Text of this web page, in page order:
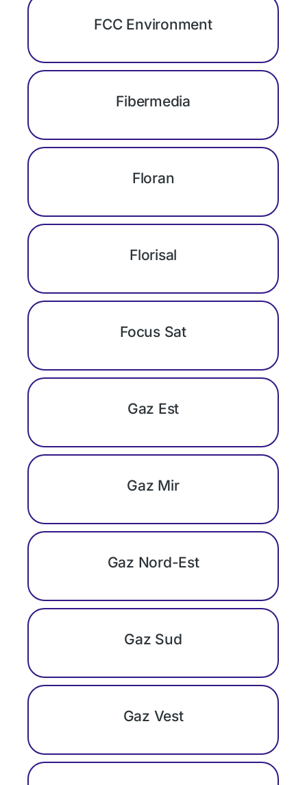
FCC Environment
Fibermedia
Floran
Florisal
Focus Sat
Gaz Est
Gaz Mir
Gaz Nord-Est
Gaz Sud
Gaz Vest